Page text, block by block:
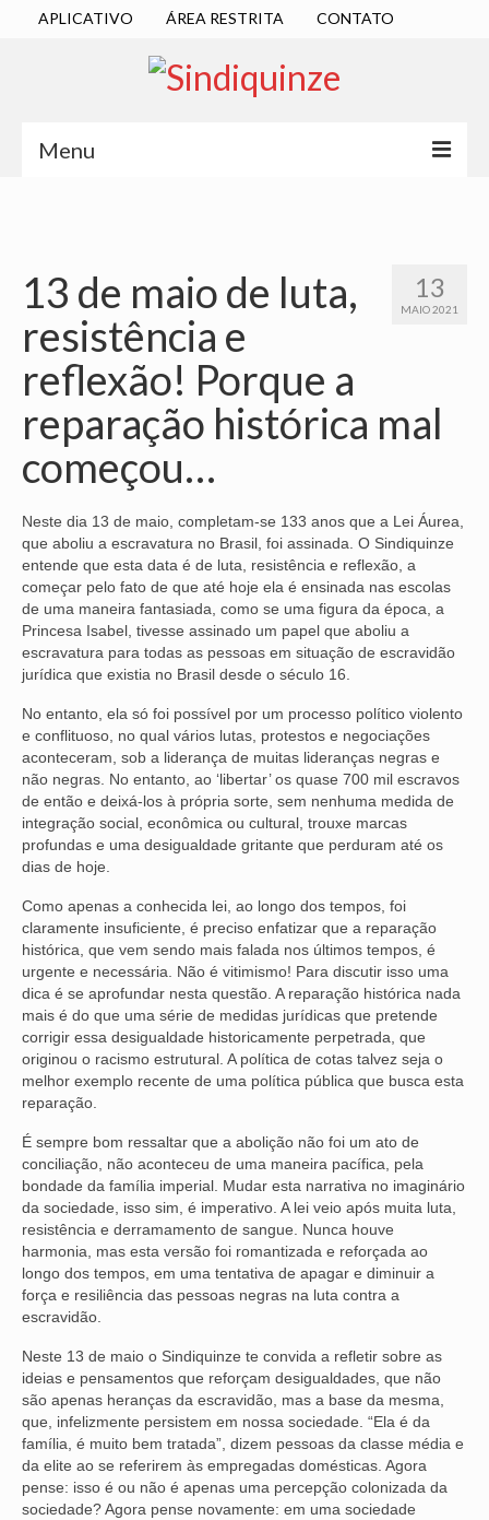
APLICATIVO ÁREA RESTRITA CONTATO
Menu
DIRETORIA EXECUTIVA
ESTATUTO
ATAS
LOCALIZAÇÃO
QUEM SOMOS
NOSSA HISTÓRIA
SUBSEDES
ARAÇATUBA
BAURU
RIBEIRÃO PRETO
SÃO JOSÉ DOS CAMPOS
SÃO JOSÉ DO RIO PRETO
SOROCABA
NOTÍCIAS
BOLETIM
VÍDEOS
CONVÊNIOS
SINDICALIZE-SE
JURÍDICO
NÚCLEOS
APOSENTADOS
AGENTES DE POLÍCIA JUDICIAL
ANALISTAS JUDICIÁRIOS
ACESSIBILIDADE E INCLUSÃO
LGBTQIA+
MULHERES
OFICIAIS DE JUSTIÇA
13
MAIO 2021
13 de maio de luta,
resistência e
reflexão! Porque a
reparação histórica mal
começou…
Neste dia 13 de maio, completam-se 133 anos que a Lei Áurea,
que aboliu a escravatura no Brasil, foi assinada. O Sindiquinze
entende que esta data é de luta, resistência e reflexão, a
começar pelo fato de que até hoje ela é ensinada nas escolas
de uma maneira fantasiada, como se uma figura da época, a
Princesa Isabel, tivesse assinado um papel que aboliu a
escravatura para todas as pessoas em situação de escravidão
jurídica que existia no Brasil desde o século 16.
No entanto, ela só foi possível por um processo político violento
e conflituoso, no qual vários lutas, protestos e negociações
aconteceram, sob a liderança de muitas lideranças negras e
não negras. No entanto, ao ‘libertar’ os quase 700 mil escravos
de então e deixá-los à própria sorte, sem nenhuma medida de
integração social, econômica ou cultural, trouxe marcas
profundas e uma desigualdade gritante que perduram até os
dias de hoje.
Como apenas a conhecida lei, ao longo dos tempos, foi
claramente insuficiente, é preciso enfatizar que a reparação
histórica, que vem sendo mais falada nos últimos tempos, é
urgente e necessária. Não é vitimismo! Para discutir isso uma
dica é se aprofundar nesta questão. A reparação histórica nada
mais é do que uma série de medidas jurídicas que pretende
corrigir essa desigualdade historicamente perpetrada, que
originou o racismo estrutural. A política de cotas talvez seja o
melhor exemplo recente de uma política pública que busca esta
reparação.
É sempre bom ressaltar que a abolição não foi um ato de
conciliação, não aconteceu de uma maneira pacífica, pela
bondade da família imperial. Mudar esta narrativa no imaginário
da sociedade, isso sim, é imperativo. A lei veio após muita luta,
resistência e derramamento de sangue. Nunca houve
harmonia, mas esta versão foi romantizada e reforçada ao
longo dos tempos, em uma tentativa de apagar e diminuir a
força e resiliência das pessoas negras na luta contra a
escravidão.
Neste 13 de maio o Sindiquinze te convida a refletir sobre as
ideias e pensamentos que reforçam desigualdades, que não
são apenas heranças da escravidão, mas a base da mesma,
que, infelizmente persistem em nossa sociedade. “Ela é da
família, é muito bem tratada”, dizem pessoas da classe média e
da elite ao se referirem às empregadas domésticas. Agora
pense: isso é ou não é apenas uma percepção colonizada da
sociedade? Agora pense novamente: em uma sociedade